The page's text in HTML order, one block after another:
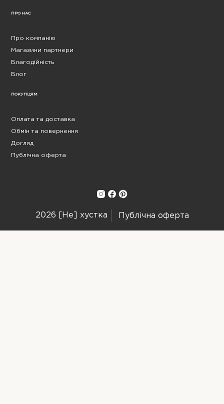
ПРО НАС
Про компанію
Магазини партнери
Благодійність
Блог
ПОКУПЦЯМ
Оплата та доставка
Обмін та повернення
Догляд
Публічна оферта
2026 [Не] хустка Публічна оферта